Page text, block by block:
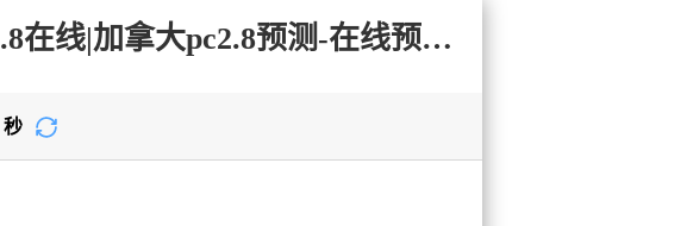
预测之家;pc001.com 加拿大2.8-PC结果查询|加拿大2.8在线|加拿大pc2.8预测-在线预测|加拿大2.8 PC查询结果预测_极致火热优质的免费预测网站!
秒